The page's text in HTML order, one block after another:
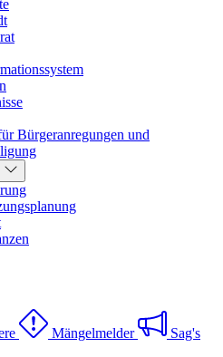
Bürgeranregungen und
Mängelmelder Sag's